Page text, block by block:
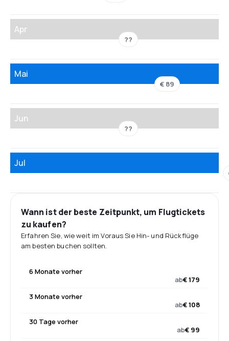
Apr
??
Mai
€ 89
Jun
??
Jul
Wann ist der beste Zeitpunkt, um Flugtickets
zu kaufen?
Erfahren Sie, wie weit im Voraus Sie Hin- und Rückflüge
am besten buchen sollten.
6 Monate vorher
ab€ 179
3 Monate vorher
ab€ 108
30 Tage vorher
ab€ 99